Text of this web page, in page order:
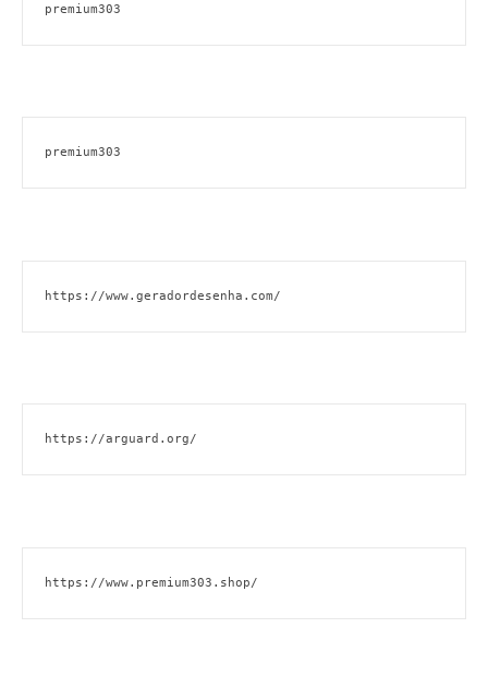
premium303
premium303
https://www.geradordesenha.com/
https://arguard.org/
https://www.premium303.shop/